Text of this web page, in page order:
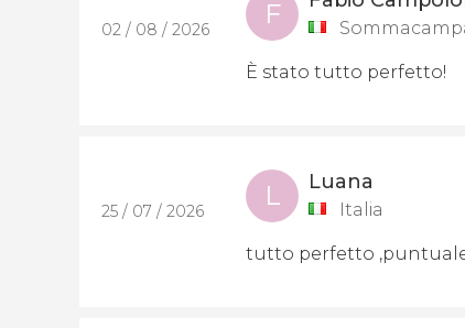
02 / 08 / 2026 F
È stato tutto perfetto!
25 / 07 / 2026 L Luana
Italia
tutto perfetto